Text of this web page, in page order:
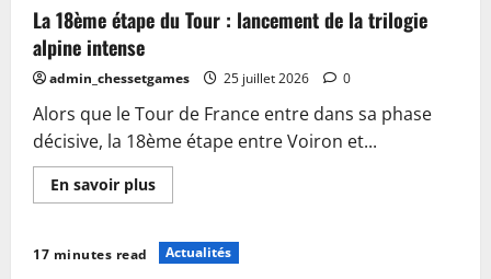
société
les
règles
pour
gagner
en
2026
La 18ème étape du Tour : lancement de la trilogie
alpine intense
admin_chessetgames 25 juillet 2026 0
Alors que le Tour de France entre dans sa phase
décisive, la 18ème étape entre Voiron et...
En savoir plusEn
savoir
La
18ème
17 minutes read Actualités